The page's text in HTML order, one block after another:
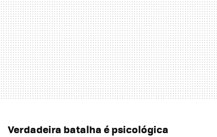
Verdadeira batalha é psicológica